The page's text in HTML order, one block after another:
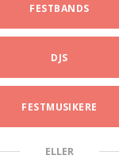
FESTBANDS
DJS
FESTMUSIKERE
ELLER